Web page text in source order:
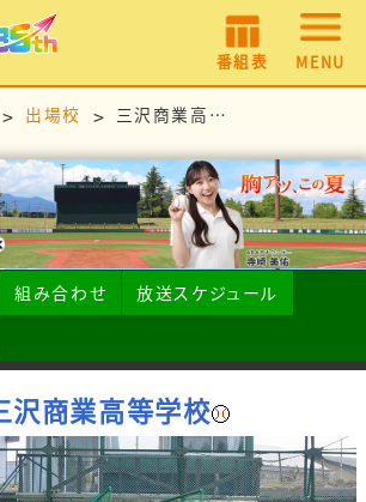
番組表 MENU
出場校 三沢商業高等学校
組み合わせ
放送スケジュール
沢商業高等学校